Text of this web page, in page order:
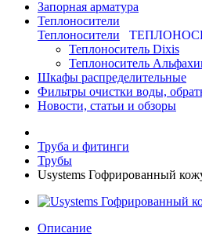
Запорная арматура
Теплоносители
Теплоносители
Теплоноситель Dixis
Теплоноситель
Шкафы распределительные
Фильтры очистки воды,
Новости, статьи и обзоры
Труба и фитинги
Трубы
Usystems Гофрированный
Описание